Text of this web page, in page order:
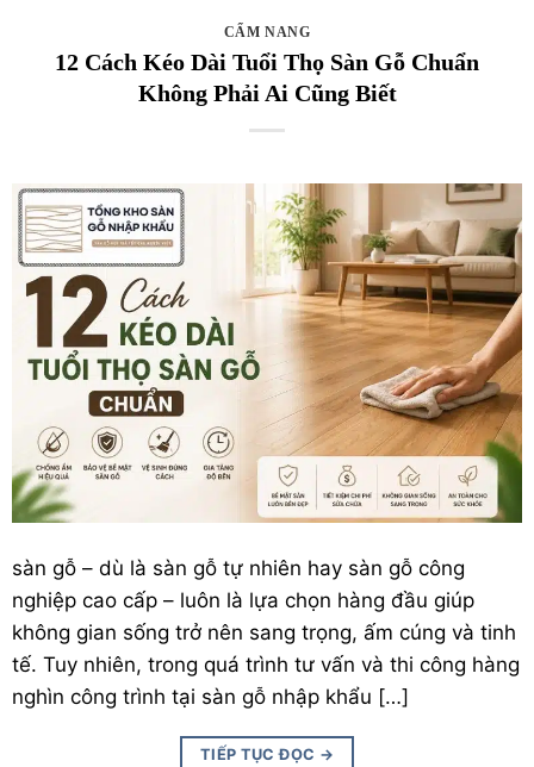
CẨM NANG
12 Cách Kéo Dài Tuổi Thọ Sàn Gỗ Chuẩn
Không Phải Ai Cũng Biết
sàn gỗ – dù là sàn gỗ tự nhiên hay sàn gỗ công
nghiệp cao cấp – luôn là lựa chọn hàng đầu giúp
không gian sống trở nên sang trọng, ấm cúng và tinh
tế. Tuy nhiên, trong quá trình tư vấn và thi công hàng
nghìn công trình tại sàn gỗ nhập khẩu […]
TIẾP TỤC ĐỌC →